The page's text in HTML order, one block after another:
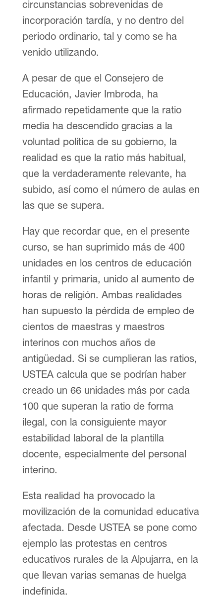
circunstancias sobrevenidas de
incorporación tardía, y no dentro del
periodo ordinario, tal y como se ha
venido utilizando.
A pesar de que el Consejero de
Educación, Javier Imbroda, ha
afirmado repetidamente que la ratio
media ha descendido gracias a la
voluntad política de su gobierno, la
realidad es que la ratio más habitual,
que la verdaderamente relevante, ha
subido, así como el número de aulas en
las que se supera.
Hay que recordar que, en el presente
curso, se han suprimido más de 400
unidades en los centros de educación
infantil y primaria, unido al aumento de
horas de religión. Ambas realidades
han supuesto la pérdida de empleo de
cientos de maestras y maestros
interinos con muchos años de
antigüedad. Si se cumplieran las ratios,
USTEA calcula que se podrían haber
creado un 66 unidades más por cada
100 que superan la ratio de forma
ilegal, con la consiguiente mayor
estabilidad laboral de la plantilla
docente, especialmente del personal
interino.
Esta realidad ha provocado la
movilización de la comunidad educativa
afectada. Desde USTEA se pone como
ejemplo las protestas en centros
educativos rurales de la Alpujarra, en la
que llevan varias semanas de huelga
indefinida.